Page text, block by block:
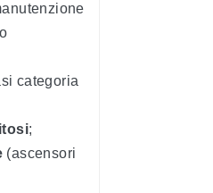
categoria
;
(ascensori